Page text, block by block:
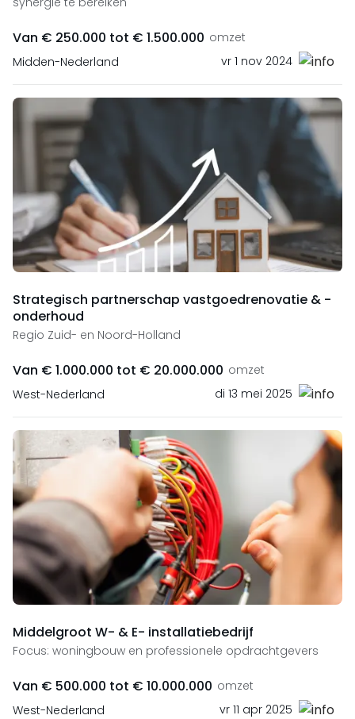
Van € 250.000 tot € 1.500.000 omzet
Midden-Nederland
vr 1 nov 2024
Strategisch partnerschap vastgoedrenovatie & -
onderhoud
Regio Zuid- en Noord-Holland
Van € 1.000.000 tot € 20.000.000 omzet
West-Nederland
di 13 mei 2025
Middelgroot W- & E- installatiebedrijf
Focus: woningbouw en professionele opdrachtgevers
Van € 500.000 tot € 10.000.000 omzet
West-Nederland
vr 11 apr 2025